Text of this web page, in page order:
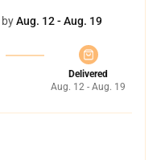
Aug. 12 - Aug. 19
Delivered
Aug. 12 - Aug. 19